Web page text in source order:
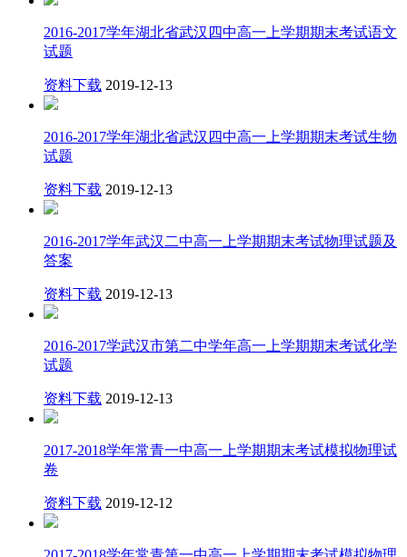
2016-2017学年湖北省武汉四中高一上学期期末考试语文
试题
资料下载 2019-12-13
2016-2017学年湖北省武汉四中高一上学期期末考试生物
试题
资料下载 2019-12-13
2016-2017学年武汉二中高一上学期期末考试物理试题及
答案
资料下载 2019-12-13
2016-2017学武汉市第二中学年高一上学期期末考试化学
试题
资料下载 2019-12-13
2017-2018学年常青一中高一上学期期末考试模拟物理试
卷
资料下载 2019-12-12